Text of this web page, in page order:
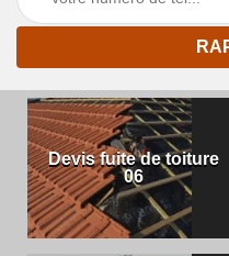
Devis fuite de toiture
06